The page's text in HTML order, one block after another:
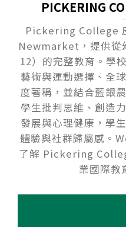
PICKERING
Pickering College
Newmarket，提供從
12）的完整教育。學
藝術與運動選擇、全
度著稱，並結合藍銀
學生批判思維、創造
發展與心理健康，學
體驗與社群歸屬感。
了解 Pickering
業國際教